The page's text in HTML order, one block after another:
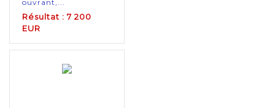
ouvrant,...
Résultat : 7 200
EUR